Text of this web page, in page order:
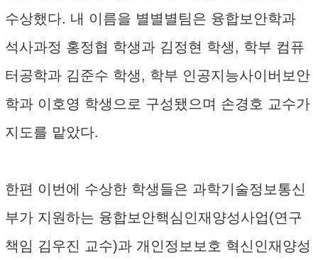
수상했다. 내 이름을 별별별팀은 융합보안학과
석사과정 홍정협 학생과 김정현 학생, 학부 컴퓨
터공학과 김준수 학생, 학부 인공지능사이버보안
학과 이호영 학생으로 구성됐으며 손경호 교수가
지도를 맡았다.
한편 이번에 수상한 학생들은 과학기술정보통신
부가 지원하는 융합보안핵심인재양성사업(연구
책임 김우진 교수)과 개인정보보호 혁신인재양성